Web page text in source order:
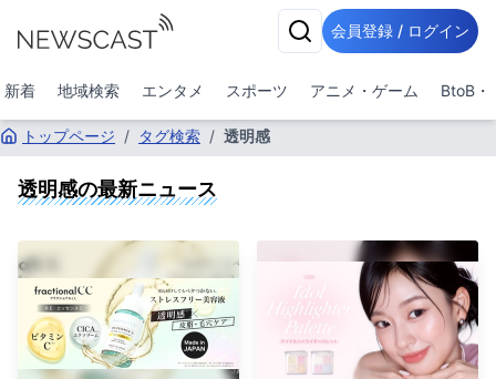
会員登録 / ログイン
新着 地域検索 エンタメ スポーツ アニメ・ゲーム BtoB・
トップページ / タグ検索 / 透明感
透明感の最新ニュース